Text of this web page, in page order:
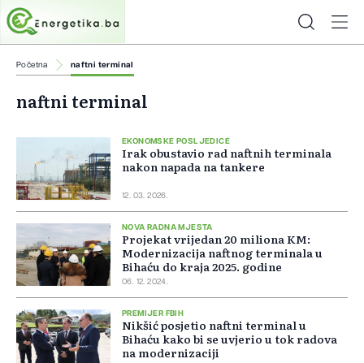
Početna naftni terminal
naftni terminal
EKONOMSKE POSLJEDICE
Irak obustavio rad naftnih terminala
nakon napada na tankere
12. 03. 2026.
NOVA RADNA MJESTA
Projekat vrijedan 20 miliona KM:
Modernizacija naftnog terminala u
Bihaću do kraja 2025. godine
06. 12. 2024.
PREMIJER FBIH
Nikšić posjetio naftni terminal u
Bihaću kako bi se uvjerio u tok radova
na modernizaciji